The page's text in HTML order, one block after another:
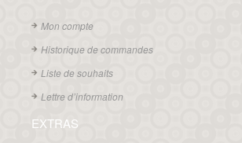
Mon compte
Historique de commandes
Liste de souhaits
Lettre d’information
EXTRAS